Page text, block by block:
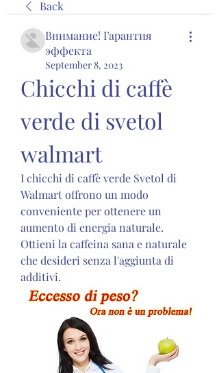
Back
Внимание! Гарантия
эффекта
September 8, 2023
Chicchi di caffè
verde di svetol
walmart
I chicchi di caffè verde Svetol di
Walmart offrono un modo
conveniente per ottenere un
aumento di energia naturale.
Ottieni la caffeina sana e naturale
che desideri senza l'aggiunta di
additivi.